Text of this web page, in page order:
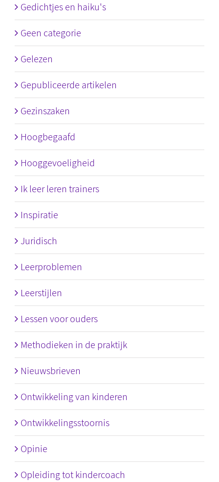
Gedichtjes en haiku's
Geen categorie
Gelezen
Gepubliceerde artikelen
Gezinszaken
Hoogbegaafd
Hooggevoeligheid
Ik leer leren trainers
Inspiratie
Juridisch
Leerproblemen
Leerstijlen
Lessen voor ouders
Methodieken in de praktijk
Nieuwsbrieven
Ontwikkeling van kinderen
Ontwikkelingsstoornis
Opinie
Opleiding tot kindercoach